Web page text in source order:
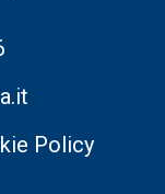
Policy